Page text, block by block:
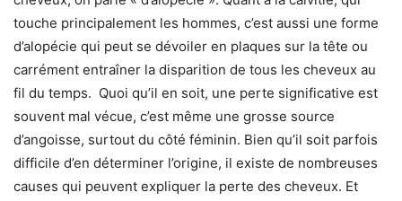
touche principalement les hommes, c’est aussi une forme
d’alopécie qui peut se dévoiler en plaques sur la tête ou
carrément entraîner la disparition de tous les cheveux au
fil du temps. Quoi qu’il en soit, une perte significative est
souvent mal vécue, c’est même une grosse source
d’angoisse, surtout du côté féminin. Bien qu’il soit parfois
difficile d’en déterminer l’origine, il existe de nombreuses
causes qui peuvent expliquer la perte des cheveux. Et